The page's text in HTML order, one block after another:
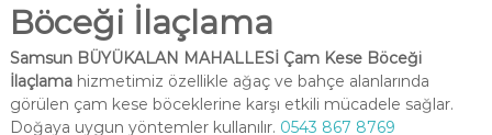
Böceği İlaçlama
Samsun BÜYÜKALAN MAHALLESİ Çam Kese Böceği
İlaçlamahizmetimiz özellikle ağaç ve bahçe alanlarında
görülen çam kese böceklerine karşı etkili mücadele sağlar.
Doğaya uygun yöntemler kullanılır. 0543 867 8769